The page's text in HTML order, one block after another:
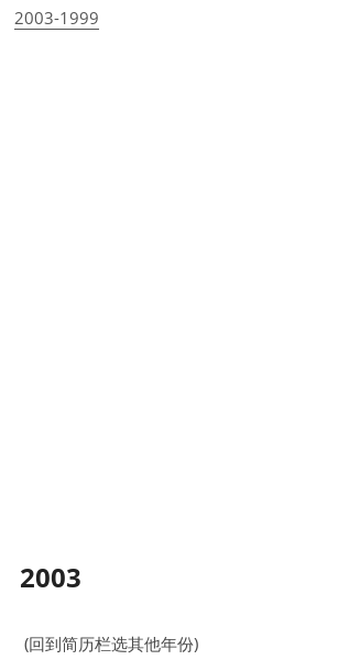
2003-1999
2003
(回到简历栏选其他年份)